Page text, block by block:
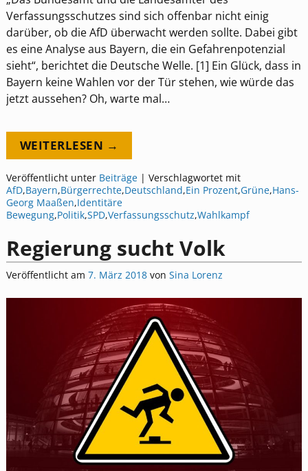
Verfassungsschutzes sind sich offenbar nicht einig
darüber, ob die AfD überwacht werden sollte. Dabei gibt
es eine Analyse aus Bayern, die ein Gefahrenpotenzial
sieht“, berichtet die Deutsche Welle. [1] Ein Glück, dass in
Bayern keine Wahlen vor der Tür stehen, wie würde das
jetzt aussehen? Oh, warte mal…
WEITERLESEN →
Veröffentlicht unter Beiträge| Verschlagwortet mit
AfD,Bayern,Bürgerrechte,Deutschland,Ein Prozent,Grüne,Hans-
Georg Maaßen,Identitäre
Bewegung,Politik,SPD,Verfassungsschutz,Wahlkampf
Regierung sucht Volk
Veröffentlicht am 7. März 2018 von Sina Lorenz